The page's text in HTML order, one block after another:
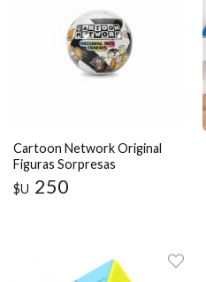
Cartoon Network Original
Figuras Sorpresas
Coleccionable Blind Capsula
$U 250